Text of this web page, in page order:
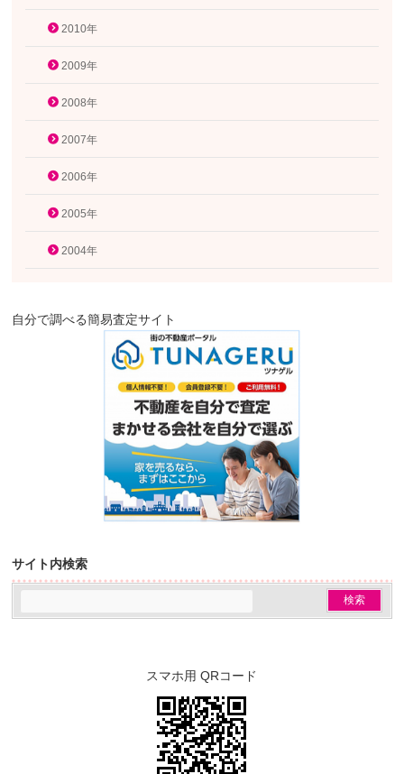
2010年
2009年
2008年
2007年
2006年
2005年
2004年
自分で調べる簡易査定サイト
サイト内検索
スマホ用 QRコード